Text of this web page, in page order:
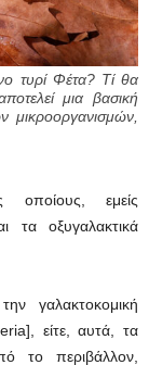
τυρί Φέτα? Τί θα
μια βασική
μικροοργανισμών,
οποίους, εμείς
τα οξυγαλακτικά
γαλακτοκομική
είτε, αυτά, τα
το περιβάλλον,